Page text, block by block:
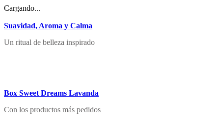
Cargando...
Suavidad, Aroma y Calma
Un ritual de belleza inspirado
Box Sweet Dreams Lavanda
Con los productos más pedidos